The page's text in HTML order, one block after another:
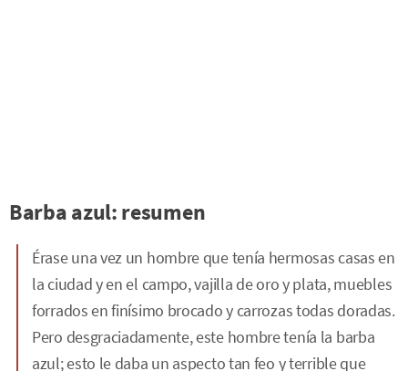
Barba azul: resumen
Érase una vez un hombre que tenía hermosas casas en
la ciudad y en el campo, vajilla de oro y plata, muebles
forrados en finísimo brocado y carrozas todas doradas.
Pero desgraciadamente, este hombre tenía la barba
azul; esto le daba un aspecto tan feo y terrible que